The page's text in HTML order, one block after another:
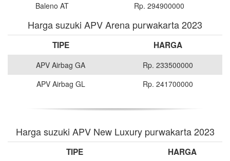
Baleno AT
Rp. 294900000
Harga suzuki APV Arena purwakarta 2023
TIPE HARGA
APV Airbag GA
Rp. 233500000
APV Airbag GL
Rp. 241700000
Harga suzuki APV New Luxury purwakarta 2023
TIPE HARGA